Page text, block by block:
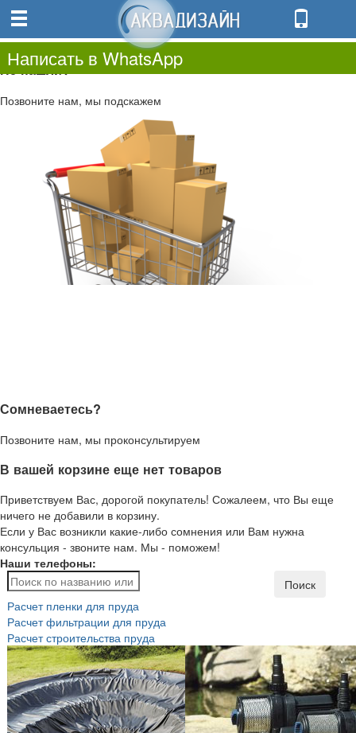
0.00
0
Не нашли?
Позвоните нам, мы подскажем
Сомневаетесь?
Позвоните нам, мы проконсультируем
В вашей корзине еще нет товаров
Приветствуем Вас, дорогой покупатель! Сожалеем, что Вы еще
ничего не добавили в корзину.
Если у Вас возникли какие-либо сомнения или Вам нужна
консульция - звоните нам. Мы - поможем!
Наши телефоны:
Написать в WhatsApp
Поиск
Расчет пленки для пруда
Расчет фильтрации для пруда
Расчет строительства пруда